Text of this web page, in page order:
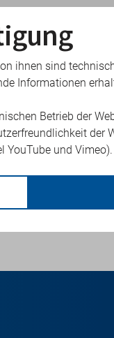
Webauftritt für
bzw. über Ihren
ihnen sind
Informationen
Betrieb der
der
YouTube und Vimeo).